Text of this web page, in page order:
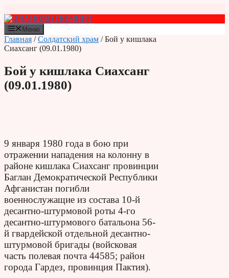
к
содержимому
Меню
Главная /Солдатский храм / Бой у кишлака
Сиахсанг (09.01.1980)
Бой у кишлака Сиахсанг
(09.01.1980)
9 января 1980 года в бою при
отражении нападения на колонну в
районе кишлака Сиахсанг провинции
Баглан Демократической Республики
Афганистан погибли
военнослужащие из состава 10-й
десантно-штурмовой роты 4-го
десантно-штурмового батальона 56-
й гвардейской отдельной десантно-
штурмовой бригады (войсковая
часть полевая почта 44585; район
города Гардез, провинция Пактия).